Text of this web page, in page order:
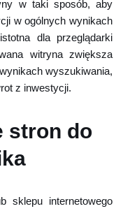
w taki sposób, aby
w ogólnych wynikach
dla przeglądarki
witryna zwiększa
wyszukiwania,
z inwestycji.
stron do
sklepu internetowego